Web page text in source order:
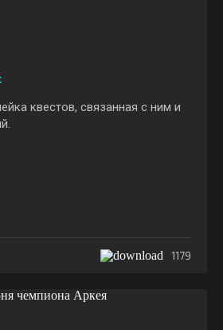
квестов, связанная с ним и
1179